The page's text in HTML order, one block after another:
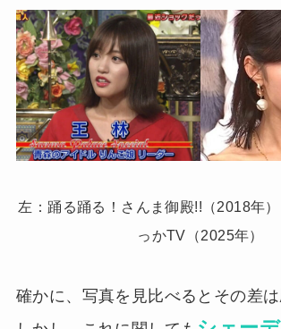
左：踊る踊る！さんま御殿!!（2018年
っかTV（2025年）
確かに、写真を見比べるとその差は